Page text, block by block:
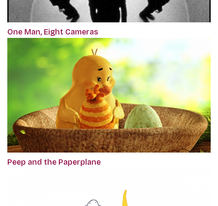
One Man, Eight Cameras
Peep and the Paperplane